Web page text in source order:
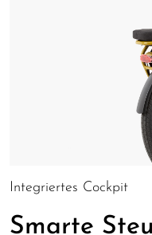
Integriertes Cockpit
Smarte